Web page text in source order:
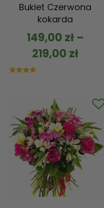
Bukiet Czerwona
kokarda
149,00 zł–
219,00 zł